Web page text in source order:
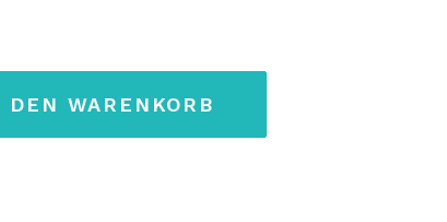
DEN WARENKORB